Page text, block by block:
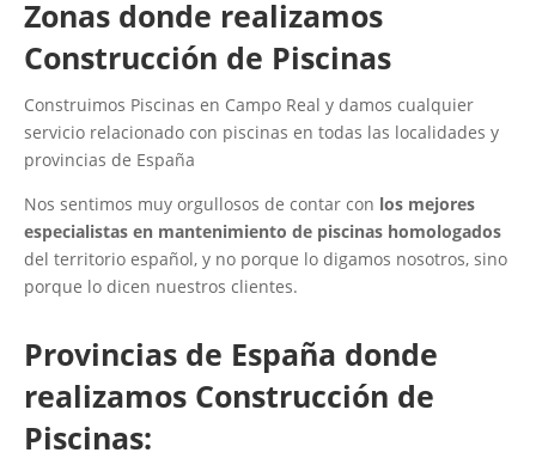
Zonas donde realizamos
Construcción de Piscinas
Construimos Piscinas en Campo Real y damos cualquier
servicio relacionado con piscinas en todas las localidades y
provincias de España
Nos sentimos muy orgullosos de contar con los mejores
especialistas en mantenimiento de piscinas homologados
del territorio español, y no porque lo digamos nosotros, sino
porque lo dicen nuestros clientes.
Provincias de España donde
realizamos Construcción de
Piscinas: